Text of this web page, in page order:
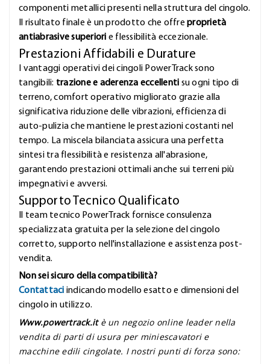
componenti metallici presenti nella struttura del cingolo.
Il risultato finale è un prodotto che offreproprietà
antiabrasive superiori e flessibilità eccezionale.
Prestazioni Affidabili e Durature
I vantaggi operativi dei cingoli PowerTrack sono
tangibili: trazione e aderenza eccellenti su ogni tipo di
terreno, comfort operativo migliorato grazie alla
significativa riduzione delle vibrazioni, efficienza di
auto-pulizia che mantiene le prestazioni costanti nel
tempo. La miscela bilanciata assicura una perfetta
sintesi tra flessibilità e resistenza all'abrasione,
garantendo prestazioni ottimali anche sui terreni più
impegnativi e avversi.
Supporto Tecnico Qualificato
Il team tecnico PowerTrack fornisce consulenza
specializzata gratuita per la selezione del cingolo
corretto, supporto nell'installazione e assistenza post-
vendita.
Non sei sicuro della compatibilità?
Contattaci indicando modello esatto e dimensioni del
cingolo in utilizzo.
Www.powertrack.it è un negozio online leader nella
vendita di parti di usura per miniescavatori e
macchine edili cingolate. I nostri punti di forza sono: